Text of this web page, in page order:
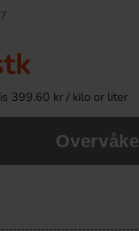
399.60 kr / kilo or liter
Overvåke